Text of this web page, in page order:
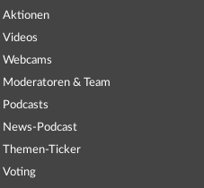
Aktionen
Videos
Webcams
Moderatoren & Team
Podcasts
News-Podcast
Themen-Ticker
Voting